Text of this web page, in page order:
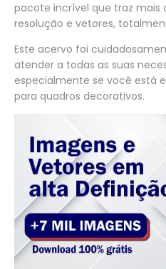
pacote incrível que traz mais
resolução e vetores,
Este acervo foi
atender a todas as suas
especialmente se você está
para quadros decorativos.